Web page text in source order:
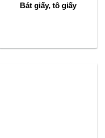
Bát giấy, tô giấy